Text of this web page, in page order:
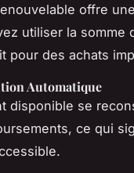
offre
utiliser la somme
pour des achats
Automatique
disponible se
ce qui